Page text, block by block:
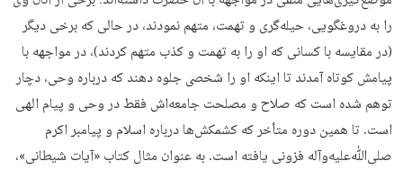
را به دروغگویی، حیله‌گری و تهمت، متهم نمودند، در حالی که برخی دیگر
(در مقایسه با کسانی که او را به تهمت و کذب متهم کردند)، در مواجهه با
پیامش کوتاه آمدند تا اینکه او را شخصی جلوه دهند که درباره وحی، دچار
توهم شده است که صلاح و مصلحت جامعه‌اش فقط در وحی و پیام الهی
است. تا همین دوره متأخر که کشمکش‌ها درباره اسلام و پیامبر اکرم
صلی‌ﷲ‌علیه‌وآله فزونی یافته است. به عنوان مثال کتاب «آیات شیطانی»،